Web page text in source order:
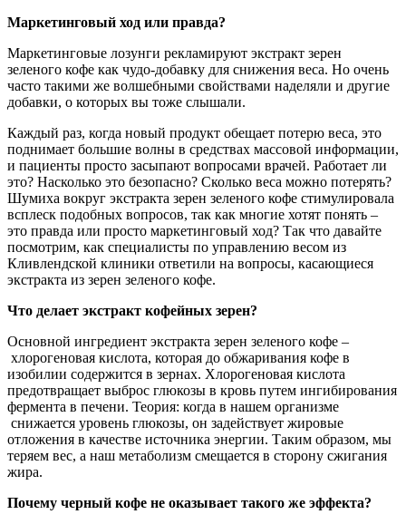
Маркетинговый ход или правда?
Маркетинговые лозунги рекламируют экстракт зерен
зеленого кофе как чудо-добавку для снижения веса. Но очень
часто такими же волшебными свойствами наделяли и другие
добавки, о которых вы тоже слышали.
Каждый раз, когда новый продукт обещает потерю веса, это
поднимает большие волны в средствах массовой информации,
и пациенты просто засыпают вопросами врачей. Работает ли
это? Насколько это безопасно? Сколько веса можно потерять?
Шумиха вокруг экстракта зерен зеленого кофе стимулировала
всплеск подобных вопросов, так как многие хотят понять –
это правда или просто маркетинговый ход? Так что давайте
посмотрим, как специалисты по управлению весом из
Кливлендской клиники ответили на вопросы, касающиеся
экстракта из зерен зеленого кофе.
Что делает экстракт кофейных зерен?
Основной ингредиент экстракта зерен зеленого кофе –
хлорогеновая кислота, которая до обжаривания кофе в
изобилии содержится в зернах. Хлорогеновая кислота
предотвращает выброс глюкозы в кровь путем ингибирования
фермента в печени. Теория: когда в нашем организме
снижается уровень глюкозы, он задействует жировые
отложения в качестве источника энергии. Таким образом, мы
теряем вес, а наш метаболизм смещается в сторону сжигания
жира.
Почему черный кофе не оказывает такого же эффекта?